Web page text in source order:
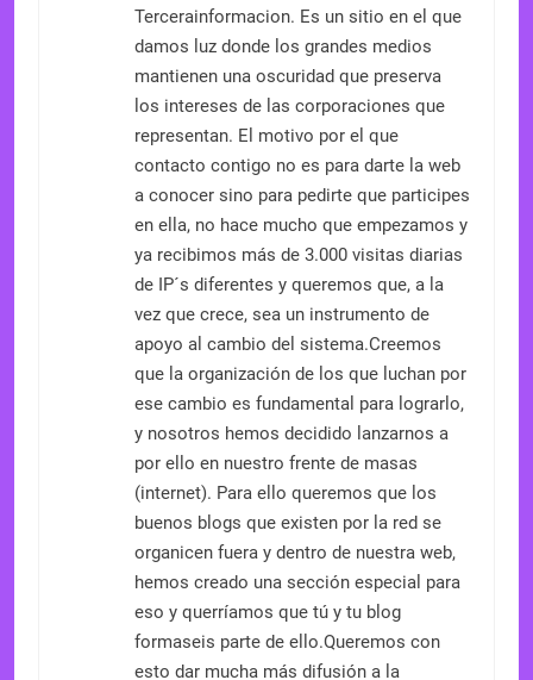
Tercerainformacion. Es un sitio en el que
damos luz donde los grandes medios
mantienen una oscuridad que preserva
los intereses de las corporaciones que
representan. El motivo por el que
contacto contigo no es para darte la web
a conocer sino para pedirte que participes
en ella, no hace mucho que empezamos y
ya recibimos más de 3.000 visitas diarias
de IP´s diferentes y queremos que, a la
vez que crece, sea un instrumento de
apoyo al cambio del sistema.Creemos
que la organización de los que luchan por
ese cambio es fundamental para lograrlo,
y nosotros hemos decidido lanzarnos a
por ello en nuestro frente de masas
(internet). Para ello queremos que los
buenos blogs que existen por la red se
organicen fuera y dentro de nuestra web,
hemos creado una sección especial para
eso y querríamos que tú y tu blog
formaseis parte de ello.Queremos con
esto dar mucha más difusión a la